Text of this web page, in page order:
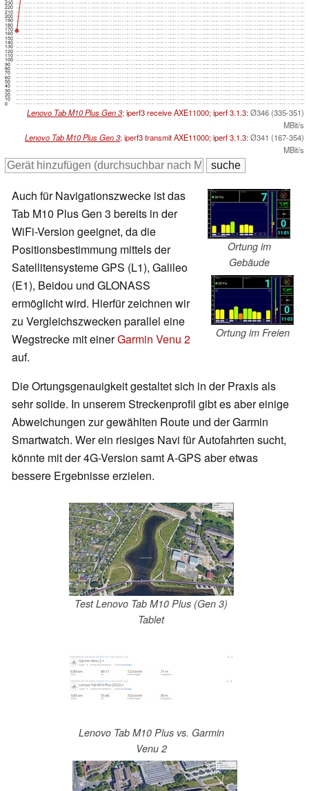
0
10
20
30
40
50
60
70
80
90
100
110
120
130
140
150
160
170
180
190
200
210
220
230
Lenovo Tab M10 Plus Gen 3; iperf3 receive AXE11000; iperf 3.1.3:Ø346 (335-351)
MBit/s
Lenovo Tab M10 Plus Gen 3; iperf3 transmit AXE11000; iperf 3.1.3:Ø341 (167-354)
MBit/s
Ortung im
Gebäude
Ortung im Freien
Auch für Navigationszwecke ist das
Tab M10 Plus Gen 3 bereits in der
WiFi-Version geeignet, da die
Positionsbestimmung mittels der
Satellitensysteme GPS (L1), Galileo
(E1), Beidou und GLONASS
ermöglicht wird. Hierfür zeichnen wir
zu Vergleichszwecken parallel eine
Wegstrecke mit einerGarmin Venu 2
auf.
Die Ortungsgenauigkeit gestaltet sich in der Praxis als
sehr solide. In unserem Streckenprofil gibt es aber einige
Abweichungen zur gewählten Route und der Garmin
Smartwatch. Wer ein riesiges Navi für Autofahrten sucht,
könnte mit der 4G-Version samt A-GPS aber etwas
bessere Ergebnisse erzielen.
Test Lenovo Tab M10 Plus (Gen 3)
Tablet
Lenovo Tab M10 Plus vs. Garmin
Venu 2